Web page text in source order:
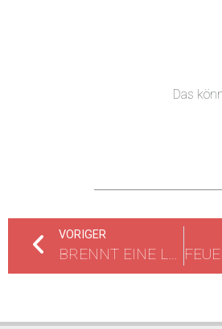
Das
VORIGER
BRENNT EINE LAGERHALLE